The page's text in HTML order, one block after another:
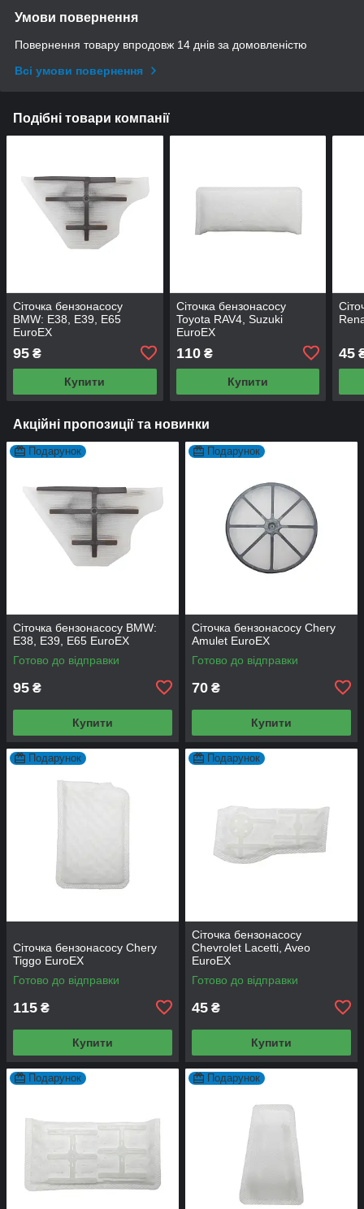
Умови повернення
Повернення товару впродовж 14 днів за домовленістю
Всі умови повернення
Подібні товари компанії
Сіточка бензонасосу
BMW: E38, E39, E65
EuroEX
95 ₴
Купити
Сіточка бензонасосу
Toyota RAV4, Suzuki
EuroEX
110₴
Купити
45
Акційні пропозиції та новинки
Подарунок
Сіточка бензонасосу BMW:
E38, E39, E65 EuroEX
Готово до відправки
95 ₴
Купити
Подарунок
Сіточка бензонасосу Chery
Amulet EuroEX
Готово до відправки
70 ₴
Купити
Подарунок
Сіточка бензонасосу Chery
Tiggo EuroEX
Готово до відправки
115 ₴
Купити
Подарунок
Сіточка бензонасосу
Chevrolet Lacetti, Aveo
EuroEX
Готово до відправки
45 ₴
Купити
Подарунок Подарунок